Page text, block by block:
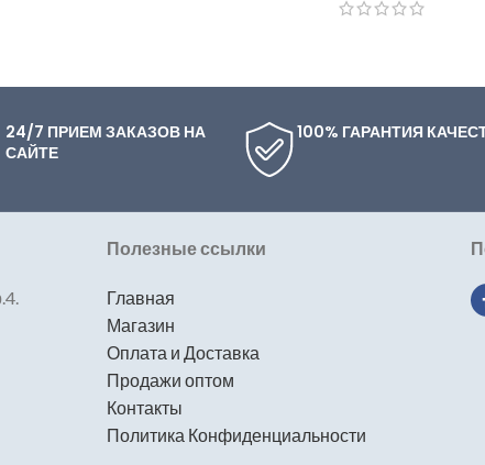
24/7 ПРИЕМ ЗАКАЗОВ НА
САЙТЕ
100% ГАРАНТИЯ
Полезные ссылки
Главная
Магазин
Оплата и Доставка
Продажи оптом
Контакты
Политика Конфиденциальности